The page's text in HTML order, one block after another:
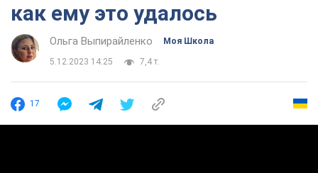
как ему это удалось
Ольга Выпирайленко Моя Школа
5.12.2023 14:25 7,4 т.
17